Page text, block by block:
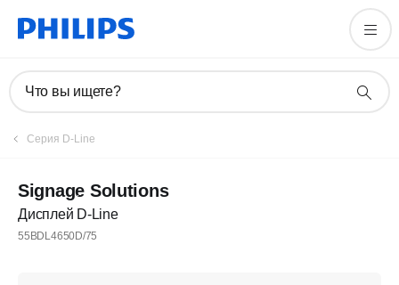
Что вы ищете?
Серия D-Line
Signage Solutions
Дисплей D-Line
55BDL4650D/75